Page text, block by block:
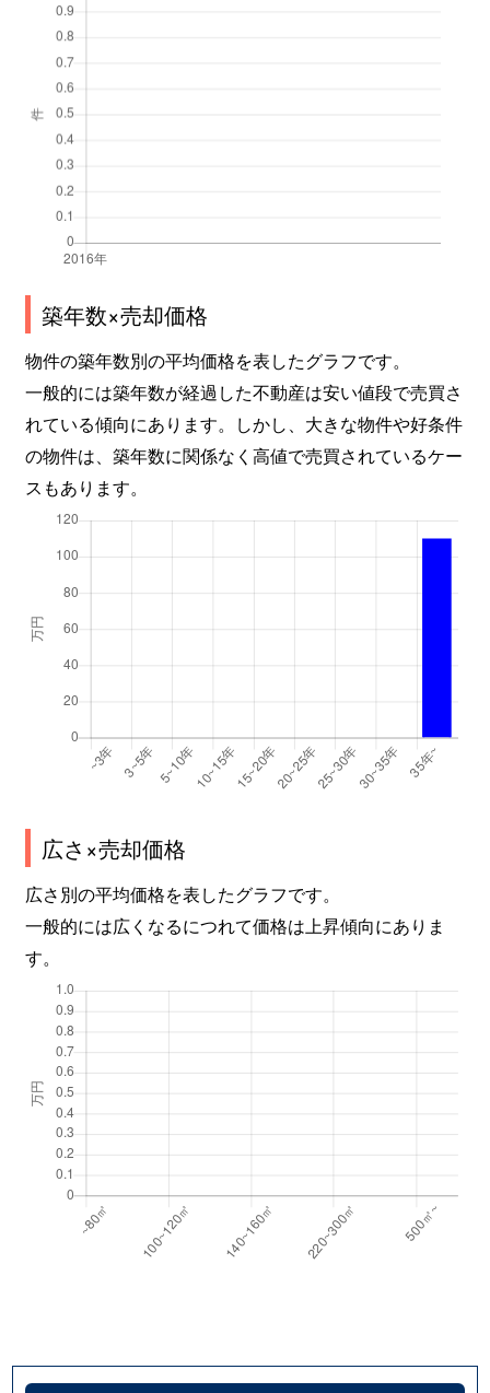
築年数×売却価格
物件の築年数別の平均価格を表したグラフです。
一般的には築年数が経過した不動産は安い値段で売買さ
れている傾向にあります。しかし、大きな物件や好条件
の物件は、築年数に関係なく高値で売買されているケー
スもあります。
広さ×売却価格
広さ別の平均価格を表したグラフです。
一般的には広くなるにつれて価格は上昇傾向にありま
す。